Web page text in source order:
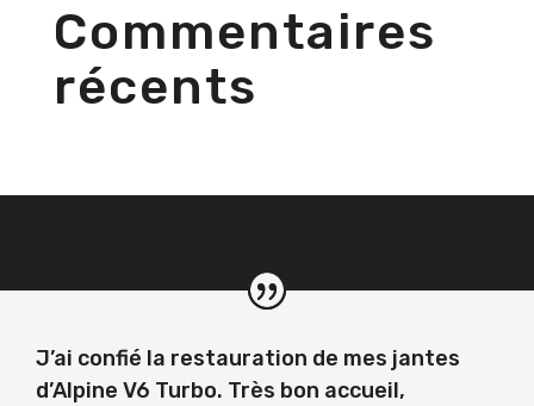
Commentaires
récents
J’ai confié la restauration de mes jantes
d’Alpine V6 Turbo. Très bon accueil,